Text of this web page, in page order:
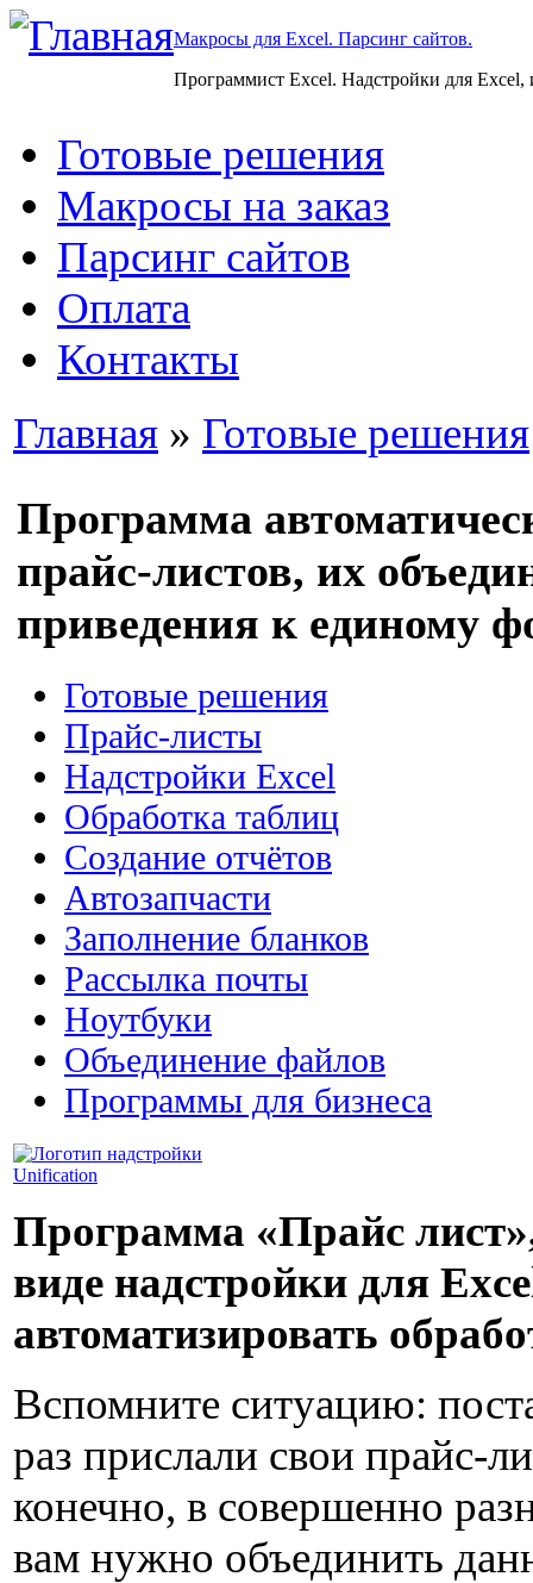
Макросы для Excel. Парсинг сайтов.
Программист Excel. Надстройки для Excel,
Готовые решения
Макросы на заказ
Парсинг сайтов
Оплата
Контакты
Главная » Готовые решения
Программа
прайс-листов, их
приведения к единому
Готовые решения
Прайс-листы
Надстройки Excel
Обработка таблиц
Создание отчётов
Автозапчасти
Заполнение бланков
Рассылка почты
Ноутбуки
Объединение файлов
Программы для бизнеса
Программа «Прайс
виде надстройки для
автоматизировать
Вспомните ситуацию:
раз прислали свои прайс-
конечно, в совершенно
вам нужно объединить